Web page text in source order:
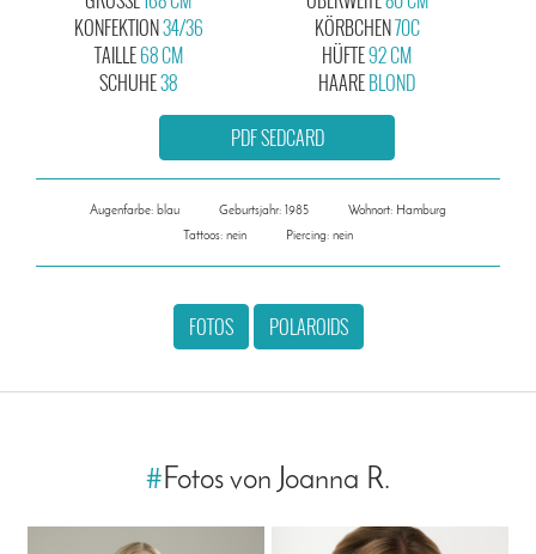
KONFEKTION34/36
KÖRBCHEN70C
TAILLE68 CM
SCHUHE38
HÜFTE92 CM
HAAREBLOND
PDF SEDCARD
Augenfarbe: blau Geburtsjahr: 1985
Wohnort: Hamburg
Tattoos: nein
Piercing: nein
FOTOS POLAROIDS
#Fotos von Joanna R.